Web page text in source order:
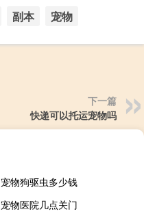
副本 宠物
下一篇
快递可以托运宠物吗
宠物狗驱虫多少钱
宠物医院几点关门